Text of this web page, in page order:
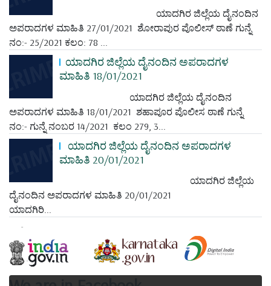
ಯಾದಗಿರ ಜಿಲ್ಲೆಯ ದೈನಂದಿನ
ಅಪರಾದಗಳ ಮಾಹಿತಿ 27/01/2021 ಶೋರಾಪುರ ಪೊಲೀಸ್ ಠಾಣೆ ಗುನ್ನೆ
ನಂ:- 25/2021 ಕಲಂ: 78 ...
ಯಾದಗಿರ ಜಿಲ್ಲೆಯ ದೈನಂದಿನ ಅಪರಾದಗಳ
ಮಾಹಿತಿ 18/01/2021
ಯಾದಗಿರ ಜಿಲ್ಲೆಯ ದೈನಂದಿನ
ಅಪರಾದಗಳ ಮಾಹಿತಿ 18/01/2021 ಶಹಾಪೂರ ಪೊಲೀಸ ಠಾಣೆ ಗುನ್ನೆ
ನಂ:- ಗುನ್ನೆ ನಂಬರ 14/2021 ಕಲಂ 279, 3...
ಯಾದಗಿರ ಜಿಲ್ಲೆಯ ದೈನಂದಿನ ಅಪರಾದಗಳ
ಮಾಹಿತಿ 20/01/2021
ಯಾದಗಿರ ಜಿಲ್ಲೆಯ
ದೈನಂದಿನ ಅಪರಾದಗಳ ಮಾಹಿತಿ 20/01/2021
ಯಾದಗಿರಿ...